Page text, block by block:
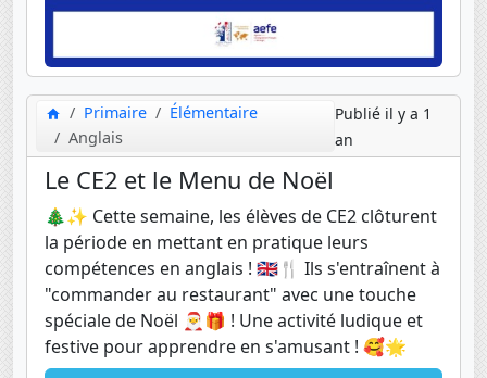
Primaire
Élémentaire
Anglais
Publié il y a 1
an
Le CE2 et le Menu de Noël
🎄✨ Cette semaine, les élèves de CE2 clôturent
la période en mettant en pratique leurs
compétences en anglais ! 🇬🇧🍴 Ils s'entraînent à
"commander au restaurant" avec une touche
spéciale de Noël 🎅🎁 ! Une activité ludique et
festive pour apprendre en s'amusant ! 🥰🌟